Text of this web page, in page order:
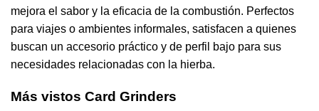
mejora el sabor y la eficacia de la combustión. Perfectos
para viajes o ambientes informales, satisfacen a quienes
buscan un accesorio práctico y de perfil bajo para sus
necesidades relacionadas con la hierba.
Más vistos Card Grinders